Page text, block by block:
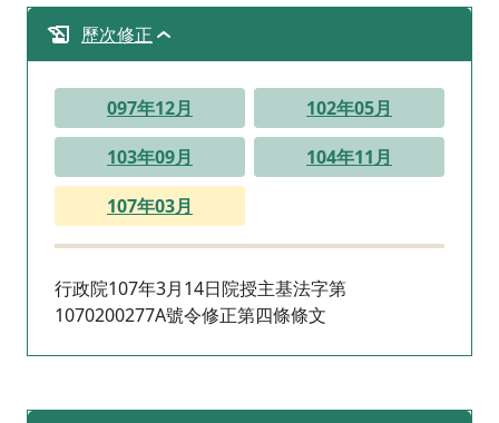
歷次修正
097年12月
102年05月
103年09月
104年11月
107年03月
行政院107年3月14日院授主基法字第
1070200277A號令修正第四條條文